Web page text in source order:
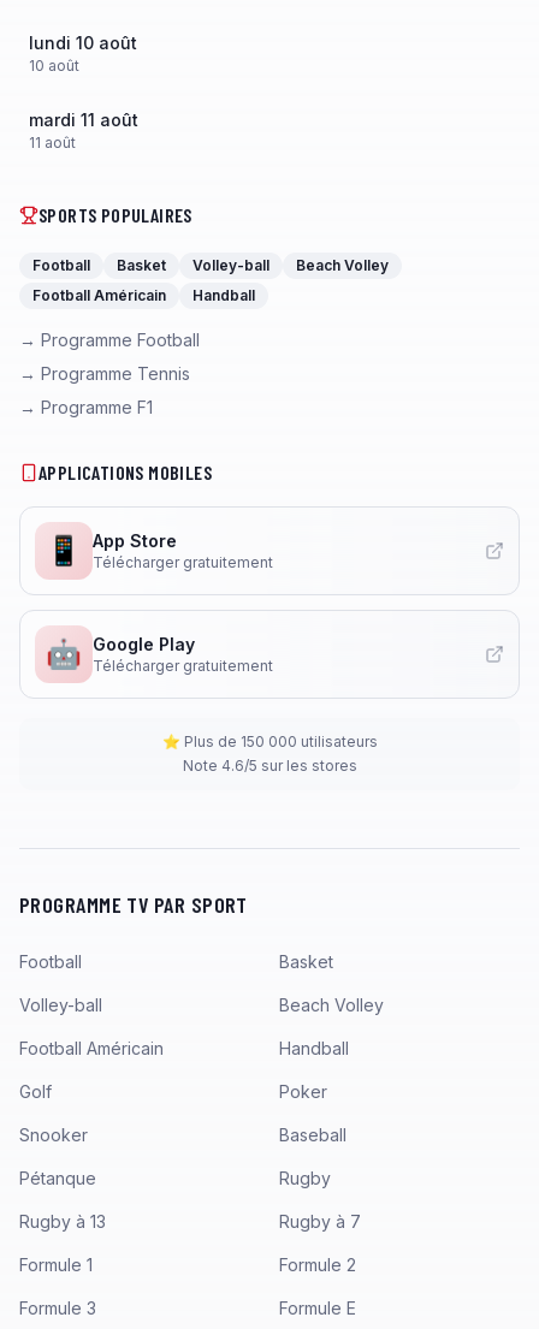
lundi 10 août
10 août
mardi 11 août
11 août
SPORTS POPULAIRES
Football Basket Volley-ball
Beach Volley
Football Américain
Handball
→ Programme Football
→ Programme Tennis
→ Programme F1
APPLICATIONS MOBILES
📱 App Store
Télécharger gratuitement
🤖 Google Play
Télécharger gratuitement
⭐ Plus de 150 000 utilisateurs
Note 4.6/5 sur les stores
PROGRAMME TV PAR SPORT
Football Basket
Volley-ball Beach Volley
Football Américain Handball
Golf Poker
Snooker Baseball
Pétanque Rugby
Rugby à 13 Rugby à 7
Formule 1 Formule 2
Formule 3 Formule E